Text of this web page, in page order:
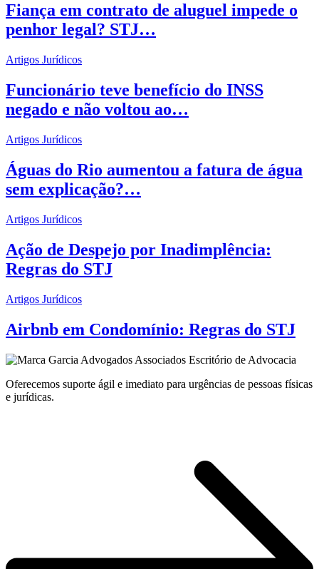
Fiança em contrato de aluguel impede o
penhor legal? STJ…
Artigos Jurídicos
Funcionário teve benefício do INSS
negado e não voltou ao…
Artigos Jurídicos
Águas do Rio aumentou a fatura de água
sem explicação?…
Artigos Jurídicos
Ação de Despejo por Inadimplência:
Regras do STJ
Artigos Jurídicos
Airbnb em Condomínio: Regras do STJ
Oferecemos suporte ágil e imediato para urgências de pessoas físicas
e jurídicas.